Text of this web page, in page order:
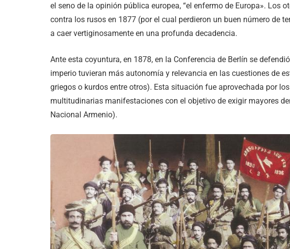
el seno de la opinión pública europea, “el enfermo de Europa». Los
contra los rusos en 1877 (por el cual perdieron un buen número de
a caer vertiginosamente en una profunda decadencia.
Ante esta coyuntura, en 1878, en la Conferencia de Berlín se
imperio tuvieran más autonomía y relevancia en las cuestiones de
griegos o kurdos entre otros). Esta situación fue aprovechada por
multitudinarias manifestaciones con el objetivo de exigir mayores
Nacional Armenio).